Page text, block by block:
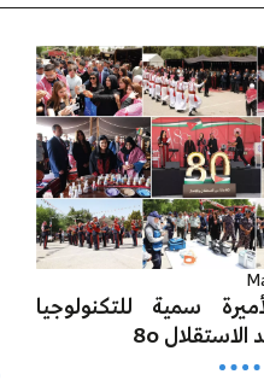
سمية للتكنولوجيا
80